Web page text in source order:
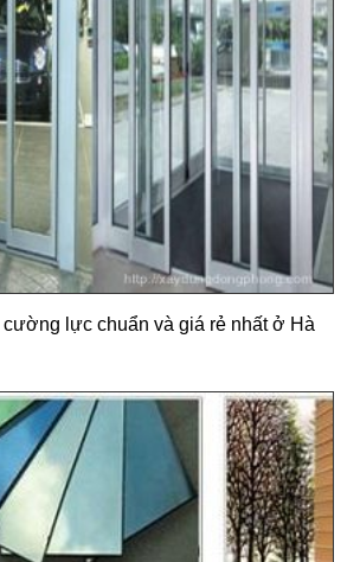
lực chuẩn và giá rẻ nhất ở Hà